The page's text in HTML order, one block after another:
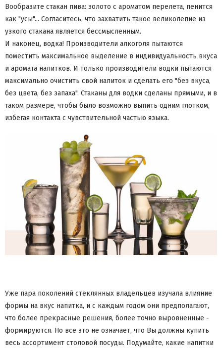
Вообразите стакан пива: золото с ароматом перелета, пенится
как "усы"... Согласитесь, что захватить такое великолепие из
узкого стакана является бессмысленным.
И наконец, водка! Производители алкоголя пытаются
поместить максимальное выделение в индивидуальность вкуса
и аромата напитков. И только производители водки пытаются
максимально очистить свой напиток и сделать его "без вкуса,
без цвета, без запаха". Стаканы для водки сделаны прямыми, и в
таком размере, чтобы было возможно выпить одним глотком,
избегая контакта с чувствительной частью языка.
Уже пара поколений стеклянных владельцев изучала влияние
формы на вкус напитка, и с каждым годом они предполагают,
что более прекрасные решения, более точно выровненные -
формируются. Но все это не означает, что Вы должны купить
весь ассортимент столовой посуды. Подумайте, какие напитки